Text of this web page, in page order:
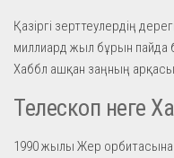
Қазіргі зерттеулердің
миллиард жыл бұрын пайда
Хаббл ашқан заңның
Телескоп неге
1990 жылы Жер орбитасына